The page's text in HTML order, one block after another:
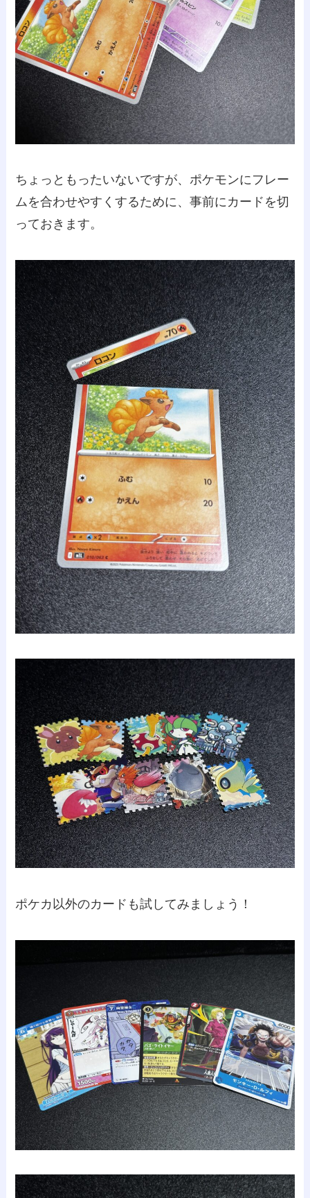
ちょっともったいないですが、ポケモンにフレー
ムを合わせやすくするために、事前にカードを切
っておきます。
ポケカ以外のカードも試してみましょう！